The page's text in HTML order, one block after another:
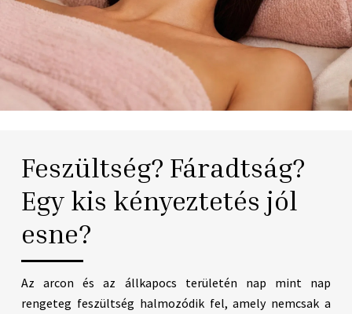
Feszültség? Fáradtság?
Egy kis kényeztetés jól
esne?
Az arcon és az állkapocs területén nap mint nap
rengeteg feszültség halmozódik fel, amely nemcsak a